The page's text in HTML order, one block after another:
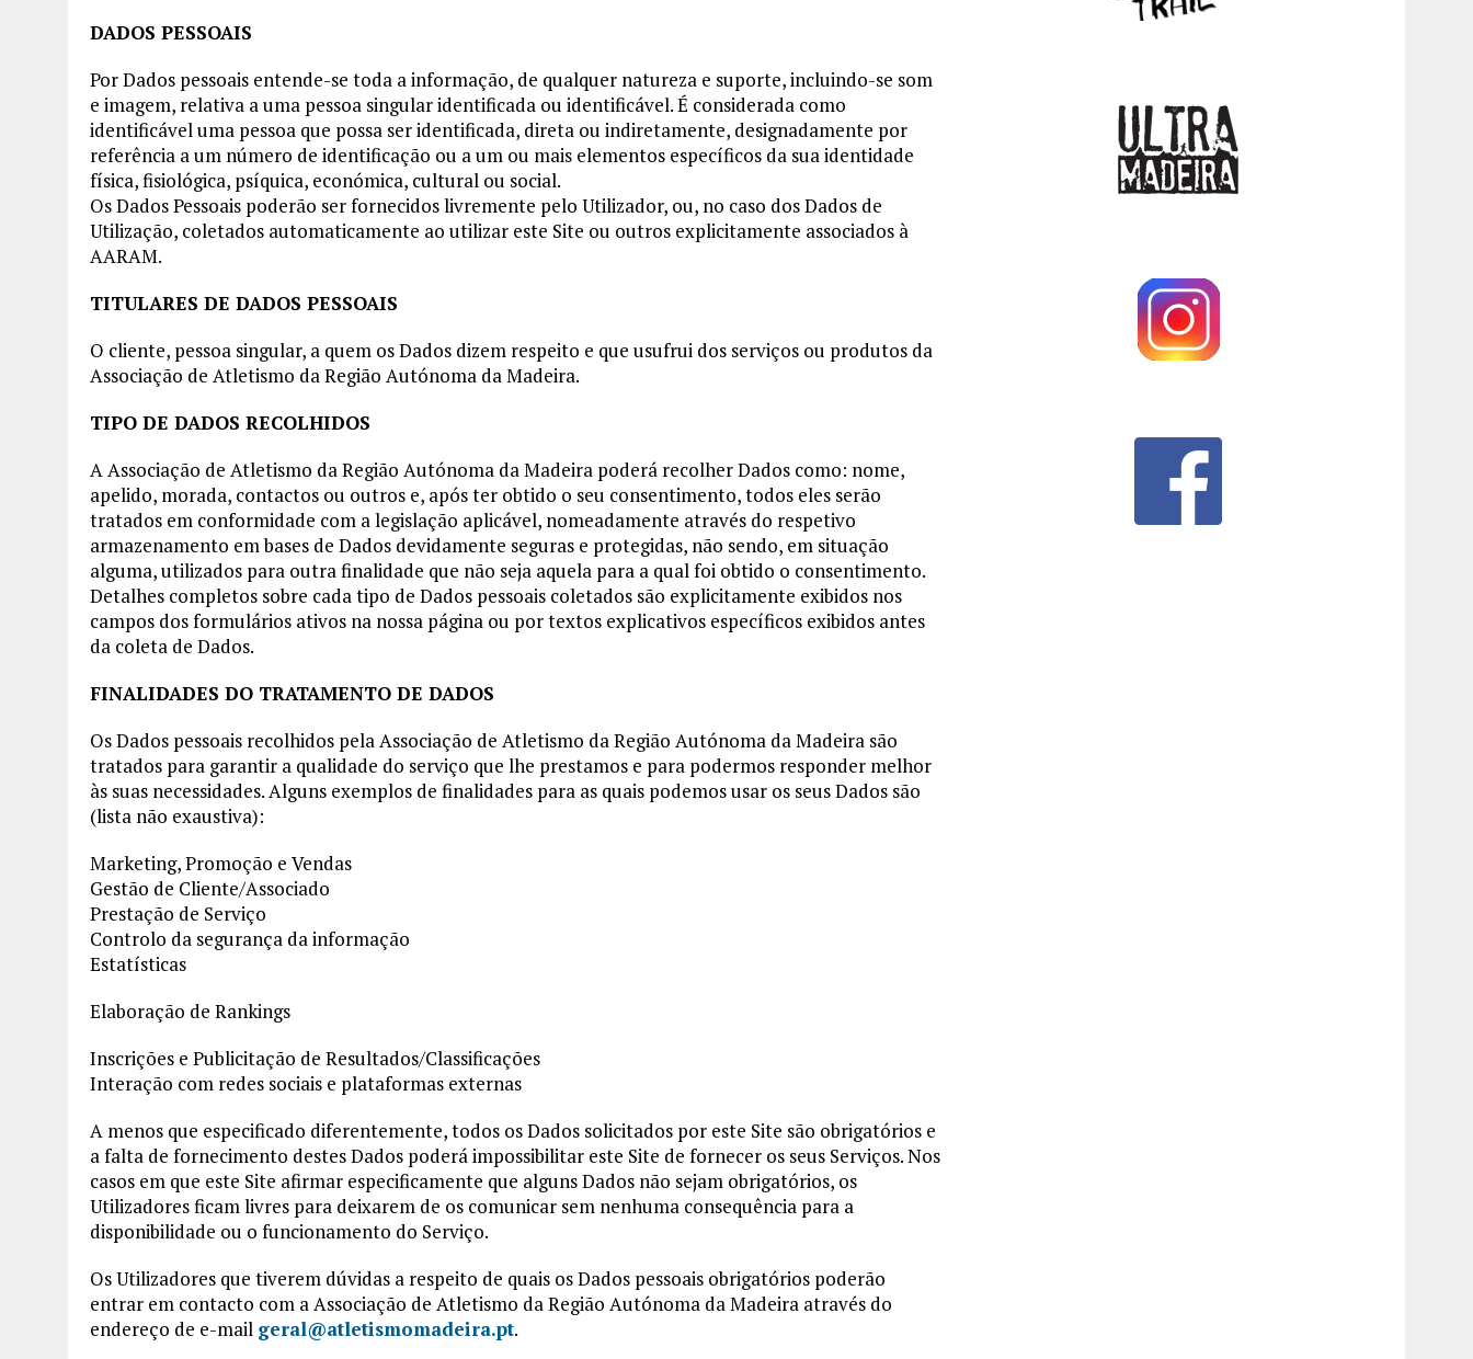
DADOS PESSOAIS
Por Dados pessoais entende-se toda a informação, de qualquer natureza e suporte, incluindo-se som
e imagem, relativa a uma pessoa singular identificada ou identificável. É considerada como
identificável uma pessoa que possa ser identificada, direta ou indiretamente, designadamente por
referência a um número de identificação ou a um ou mais elementos específicos da sua identidade
física, fisiológica, psíquica, económica, cultural ou social.
Os Dados Pessoais poderão ser fornecidos livremente pelo Utilizador, ou, no caso dos Dados de
Utilização, coletados automaticamente ao utilizar este Site ou outros explicitamente associados à
AARAM.
TITULARES DE DADOS PESSOAIS
O cliente, pessoa singular, a quem os Dados dizem respeito e que usufrui dos serviços ou produtos da
Associação de Atletismo da Região Autónoma da Madeira.
TIPO DE DADOS RECOLHIDOS
A Associação de Atletismo da Região Autónoma da Madeira poderá recolher Dados como: nome,
apelido, morada, contactos ou outros e, após ter obtido o seu consentimento, todos eles serão
tratados em conformidade com a legislação aplicável, nomeadamente através do respetivo
armazenamento em bases de Dados devidamente seguras e protegidas, não sendo, em situação
alguma, utilizados para outra finalidade que não seja aquela para a qual foi obtido o consentimento.
Detalhes completos sobre cada tipo de Dados pessoais coletados são explicitamente exibidos nos
campos dos formulários ativos na nossa página ou por textos explicativos específicos exibidos antes
da coleta de Dados.
FINALIDADES DO TRATAMENTO DE DADOS
Os Dados pessoais recolhidos pela Associação de Atletismo da Região Autónoma da Madeira são
tratados para garantir a qualidade do serviço que lhe prestamos e para podermos responder melhor
às suas necessidades. Alguns exemplos de finalidades para as quais podemos usar os seus Dados são
(lista não exaustiva):
Marketing, Promoção e Vendas
Gestão de Cliente/Associado
Prestação de Serviço
Controlo da segurança da informação
Estatísticas
Elaboração de Rankings
Inscrições e Publicitação de Resultados/Classificações
Interação com redes sociais e plataformas externas
A menos que especificado diferentemente, todos os Dados solicitados por este Site são obrigatórios e
a falta de fornecimento destes Dados poderá impossibilitar este Site de fornecer os seus Serviços. Nos
casos em que este Site afirmar especificamente que alguns Dados não sejam obrigatórios, os
Utilizadores ficam livres para deixarem de os comunicar sem nenhuma consequência para a
disponibilidade ou o funcionamento do Serviço.
Os Utilizadores que tiverem dúvidas a respeito de quais os Dados pessoais obrigatórios poderão
entrar em contacto com a Associação de Atletismo da Região Autónoma da Madeira através do
endereço de e-mail geral@atletismomadeira.pt.